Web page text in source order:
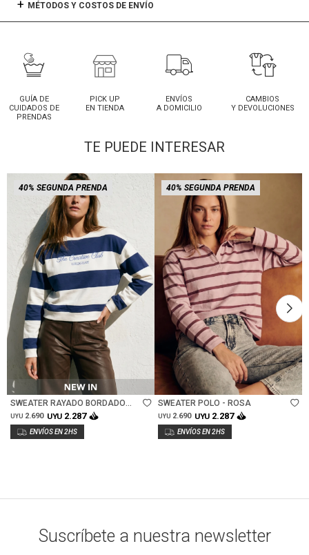
MÉTODOS Y COSTOS DE ENVÍO
GUÍA DE
CUIDADOS DE
PRENDAS
PICK UP
EN TIENDA
ENVÍOS
A DOMICILIO
CAMBIOS
Y DEVOLUCIONES
TE PUEDE INTERESAR
40% SEGUNDA PRENDA
Talle
SWEATER RAYADO BORDADO
ALGODON - AZUL
UYU 2.690 UYU 2.287
40% SEGUNDA PRENDA
Talle
SWEATER POLO - ROSA
UYU 2.690 UYU 2.287
Suscríbete a nuestra newsletter